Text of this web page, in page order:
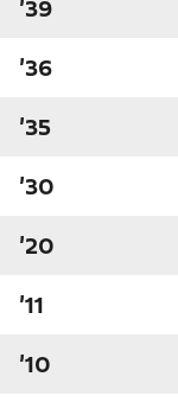
'39
'36
'35
'30
'20
'11
'10